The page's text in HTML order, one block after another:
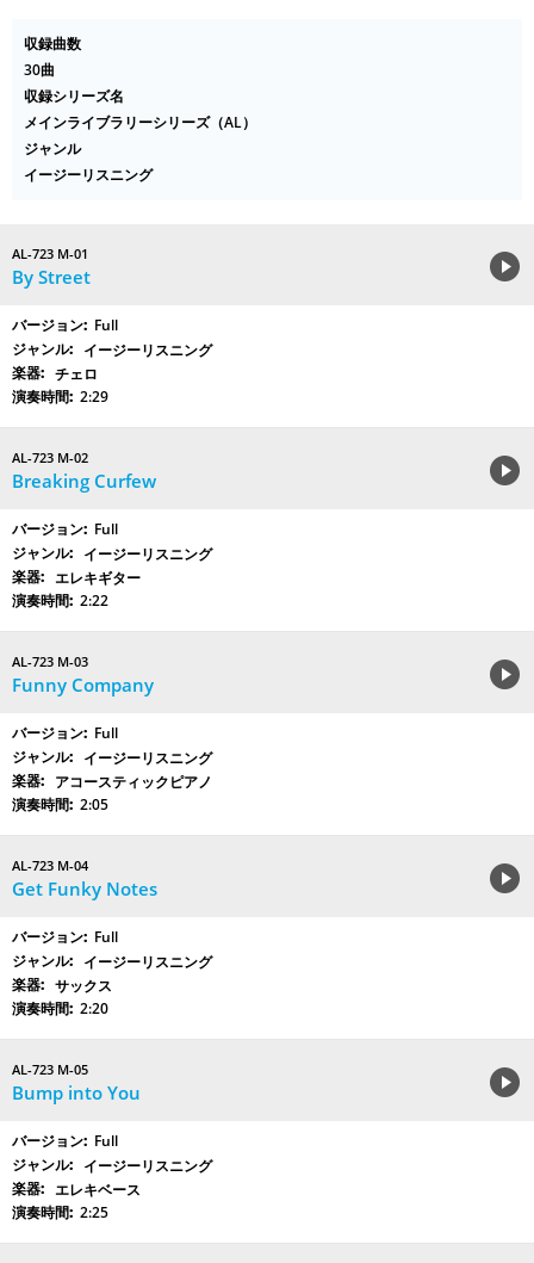
収録曲数
30曲
収録シリーズ名
メインライブラリーシリーズ（AL）
ジャンル
イージーリスニング
AL-723 M-01
By Street
Full
イージーリスニング
チェロ
2:29
AL-723 M-02
Breaking Curfew
Full
イージーリスニング
エレキギター
2:22
AL-723 M-03
Funny Company
Full
イージーリスニング
アコースティックピアノ
2:05
AL-723 M-04
Get Funky Notes
Full
イージーリスニング
サックス
2:20
AL-723 M-05
Bump into You
Full
イージーリスニング
エレキベース
2:25